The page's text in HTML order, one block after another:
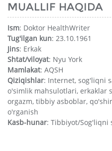
MUALLIF HAQIDA
Ism: Doktor HealthWriter
Tug'ilgan kun: 23.10.1961
Jins: Erkak
Shtat/viloyat: Nyu York
Mamlakat: AQSH
Qiziqishlar: Internet, sog'liqni
o'simlik mahsulotlari, erkaklar
orgazm, tibbiy asboblar,
o'rganish
Kasb-hunar: Tibbiyot/Sog'liqni